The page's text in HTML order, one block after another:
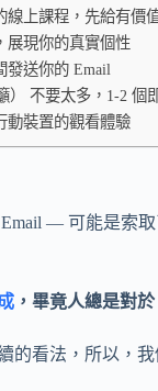
線上課程，先給有價
展現你的真實個性
發送你的 Email
） 不要太多，1-2 個
動裝置的觀看體驗
— 可能是索
，畢竟人總是對
看法，所以，我